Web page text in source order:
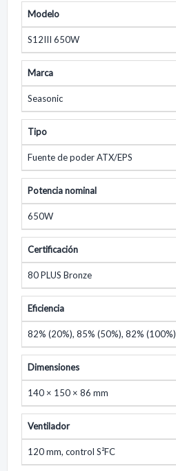
Modelo
S12III 650W
Marca
Seasonic
Tipo
Fuente de poder ATX/EPS
Potencia nominal
650W
Certificación
80 PLUS Bronze
Eficiencia
82% (20%), 85% (50%), 82% (100%)
Dimensiones
140 × 150 × 86 mm
Ventilador
120 mm, control S²FC